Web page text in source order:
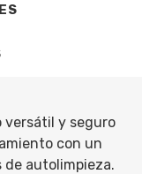
versátil y seguro
con un
de autolimpieza.